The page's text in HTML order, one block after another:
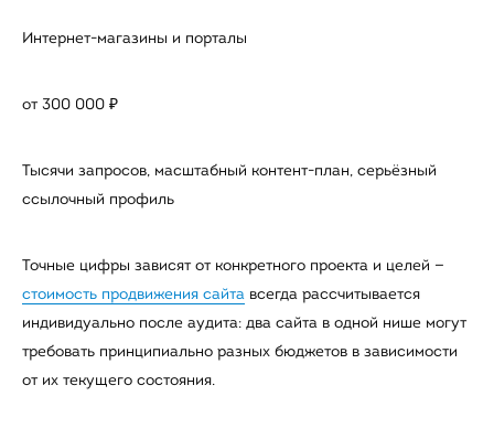
Интернет-магазины и порталы
от 300 000 ₽
Тысячи запросов, масштабный контент-план, серьёзный
ссылочный профиль
Точные цифры зависят от конкретного проекта и целей —
стоимость продвижения сайта всегда рассчитывается
индивидуально после аудита: два сайта в одной нише могут
требовать принципиально разных бюджетов в зависимости
от их текущего состояния.